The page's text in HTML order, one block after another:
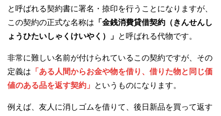
と呼ばれる契約書に署名・捺印を行うことになりますが、
この契約の正式な名称は 「金銭消費貸借契約（きんせんし
ょうひたいしゃくけいやく）」 と呼ばれる代物です。
非常に難しい名前が付けられているこの契約ですが、その
定義は 「ある人間からお金や物を借り、借りた物と同じ価
値のある品を返す契約」
というものになります。
例えば、友人に消しゴムを借りて、後日新品を買って返す